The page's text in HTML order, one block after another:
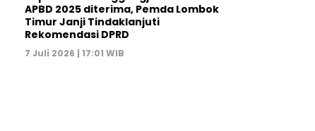
APBD 2025 diterima, Pemda Lombok
Timur Janji Tindaklanjuti
Rekomendasi DPRD
7 Juli 2026 | 17:01 WIB